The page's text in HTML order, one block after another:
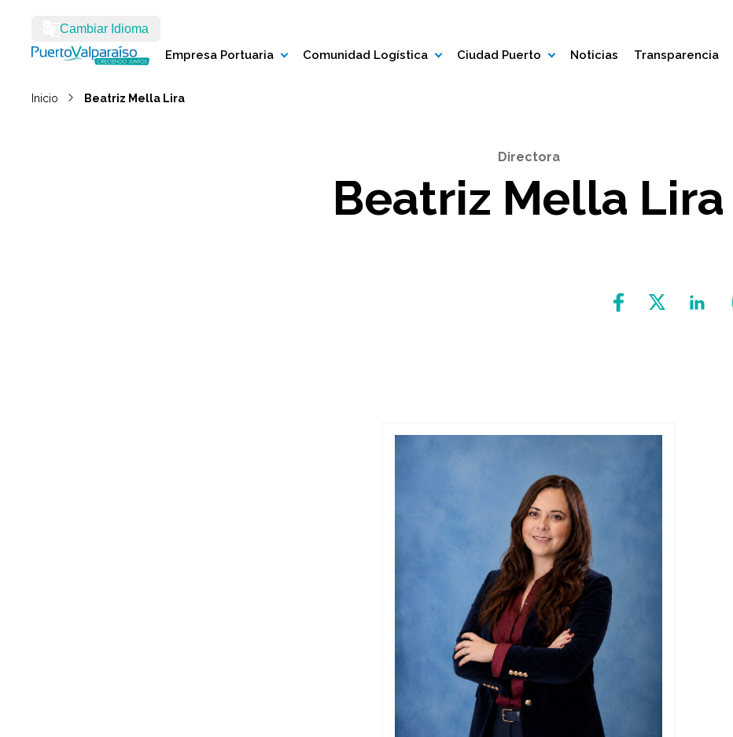
Cambiar Idioma
Empresa Portuaria Comunidad Logística Ciudad Puerto Noticias Transparencia
Inicio Beatriz Mella Lira
Directora
Beatriz Mella Lira